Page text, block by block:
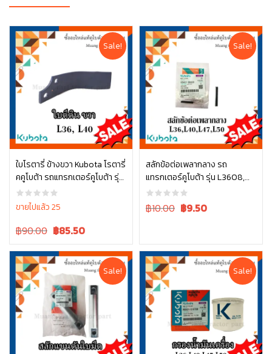
Sale!
ใบโรตารี่ ข้างขวา Kubota โรตารี่
คคูโบต้า รถแทรกเตอร์คูโบต้า รุ่น
L3608, L4018 W9516-54173
ขายไปแล้ว 25
Original
was:
฿90.00.
฿90.00 Current
is:
฿90.00.
฿85.50
หยิบใส่ตะกร้า
Sale!
สลักข้อต่อเพลากลาง รถ
แทรกเตอร์คูโบต้า รุ่น L3608,
L4018, L4708, L5018 05411-
00430
Original
฿10.00 Current
฿9.50
หยิบใส่ตะกร้า
Sale! Sale!